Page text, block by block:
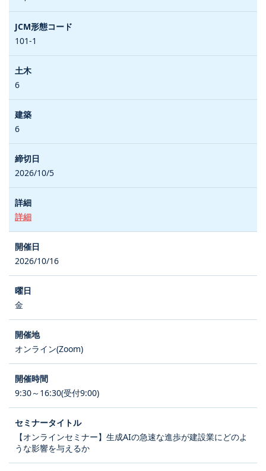
101-1
6
6
2026/10/5
詳細
2026/10/16
金
オンライン(Zoom)
9:30～16:30(受付9:00)
【オンラインセミナー】生成AIの急速な進歩が建設業にどのよ
うな影響を与えるか